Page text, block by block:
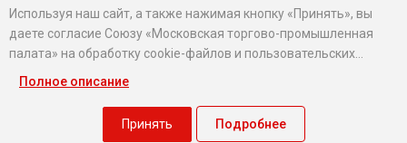
Порекомендовать компанию
Онлайн выставки
Рейтинг компаний
© 2026 Все права защищены. Правовые документы
Используя наш сайт, а также нажимая кнопку «Принять», вы
даете согласие Союзу «Московская торгово-промышленная
палата» на обработку cookie-файлов и пользовательских
данных...
Полное описание
Принять Подробнее